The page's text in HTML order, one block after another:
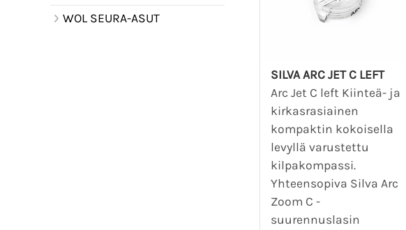
WOL SEURA-ASUT
SILVA ARC JET C LEFT
Arc Jet C left Kiinteä- ja
kirkasrasiainen
kompaktin kokoisella
levyllä varustettu
kilpakompassi.
Yhteensopiva Silva Arc
Zoom C -
suurennuslasin